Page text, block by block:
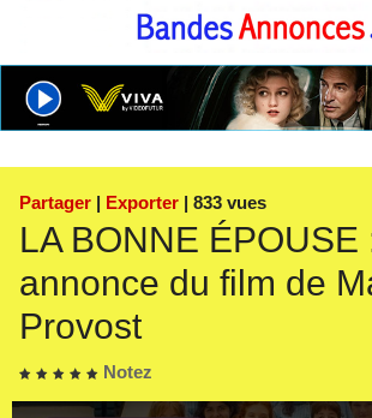
Partager | Exporter | 833 vues
LA BONNE ÉPOUSE
annonce du film de
Provost
Notez